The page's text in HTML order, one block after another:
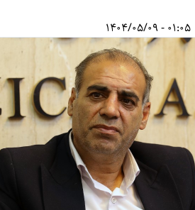
01:05 - 1404/05/09